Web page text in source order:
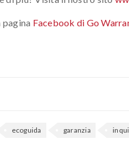
Facebook di Go
ecoguida garanzia